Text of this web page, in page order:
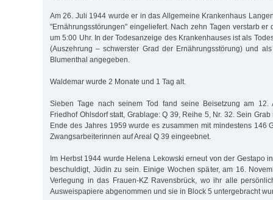
Am 26. Juli 1944 wurde er in das Allgemeine Krankenhaus
"Ernährungsstörungen" eingeliefert. Nach zehn Tagen verstarb er
um 5:00 Uhr. In der Todesanzeige des Krankenhauses ist als
(Auszehrung – schwerster Grad der Ernährungsstörung) und
Blumenthal angegeben.
Waldemar wurde 2 Monate und 1 Tag alt.
Sieben Tage nach seinem Tod fand seine Beisetzung am 12.
Friedhof Ohlsdorf statt, Grablage: Q 39, Reihe 5, Nr. 32. Sein
Ende des Jahres 1959 wurde es zusammen mit mindestens 146
Zwangsarbeiterinnen auf Areal Q 39 eingeebnet.
Im Herbst 1944 wurde Helena Lekowski erneut von der Gestapo
beschuldigt, Jüdin zu sein. Einige Wochen später, am 16.
Verlegung in das Frauen-KZ Ravensbrück, wo ihr alle
Ausweispapiere abgenommen und sie in Block 5 untergebracht